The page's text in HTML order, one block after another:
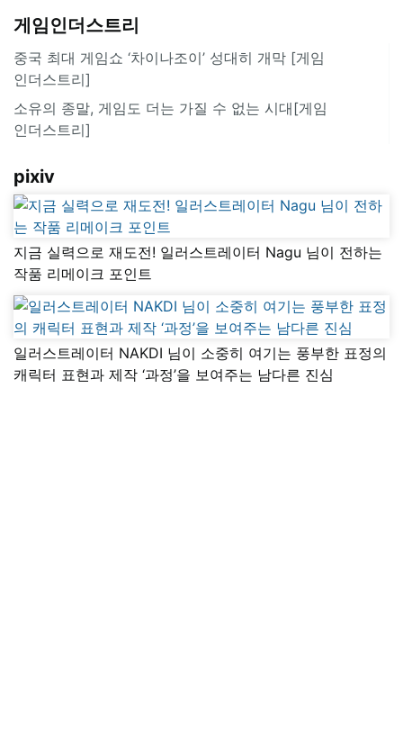
게임인더스트리
중국 최대 게임쇼 ‘차이나조이’ 성대히 개막 [게임
인더스트리]
소유의 종말, 게임도 더는 가질 수 없는 시대[게임
인더스트리]
pixiv
지금 실력으로 재도전! 일러스트레이터 Nagu 님이 전하는
작품 리메이크 포인트
일러스트레이터 NAKDI 님이 소중히 여기는 풍부한 표정의
캐릭터 표현과 제작 ‘과정’을 보여주는 남다른 진심